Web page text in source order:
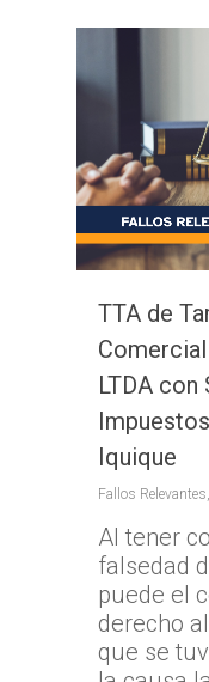
TTA de
LTDA
Iquique
Fallos Relevantes
Al tener
falsedad
puede el
derecho
que se